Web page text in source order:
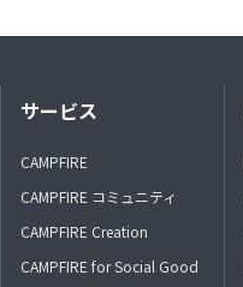
サービス
CAMPFIRE
CAMPFIRE コミュニティ
CAMPFIRE Creation
CAMPFIRE for Social Good